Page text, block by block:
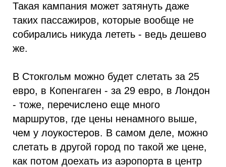
Такая кампания может затянуть даже
таких пассажиров, которые вообще не
собирались никуда лететь - ведь дешево
же.
В Стокгольм можно будет слетать за 25
евро, в Копенгаген - за 29 евро, в Лондон
- тоже, перечислено еще много
маршрутов, где цены ненамного выше,
чем у лоукостеров. В самом деле, можно
слетать в другой город по такой же цене,
как потом доехать из аэропорта в центр